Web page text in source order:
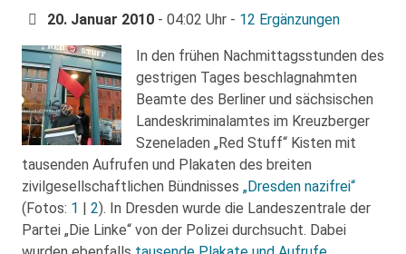
20. Januar 2010 - 04:02 Uhr - 12 Ergänzungen
In den frühen Nachmittagsstunden des
gestrigen Tages beschlagnahmten
Beamte des Berliner und sächsischen
Landeskriminalamtes im Kreuzberger
Szeneladen „Red Stuff“ Kisten mit
tausenden Aufrufen und Plakaten des breiten
zivilgesellschaftlichen Bündnisses „Dresden nazifrei“
(Fotos: 1 | 2). In Dresden wurde die Landeszentrale der
Partei „Die Linke“ von der Polizei durchsucht. Dabei